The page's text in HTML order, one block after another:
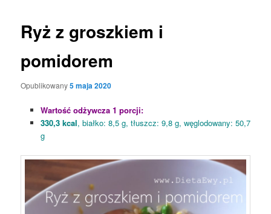
Ryż z groszkiem i
pomidorem
Opublikowany5 maja 2020
Wartość odżywcza 1 porcji:
330,3 kcal, białko: 8,5 g, tłuszcz: 9,8 g, węglodowany: 50,7
g